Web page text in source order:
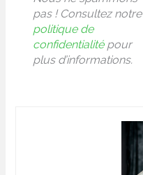
pas ! Consultez notre
politique de
confidentialitépour
plus d’informations.